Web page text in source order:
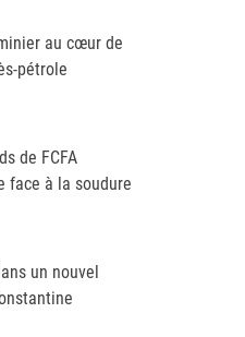
au cœur de
pétrole
de FCFA
face à la soudure
un nouvel